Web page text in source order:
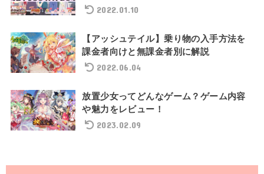
2022.01.10
【アッシュテイル】乗り物の入手方法を
課金者向けと無課金者別に解説
2022.06.04
放置少女ってどんなゲーム？ゲーム内容
や魅力をレビュー！
2023.02.09